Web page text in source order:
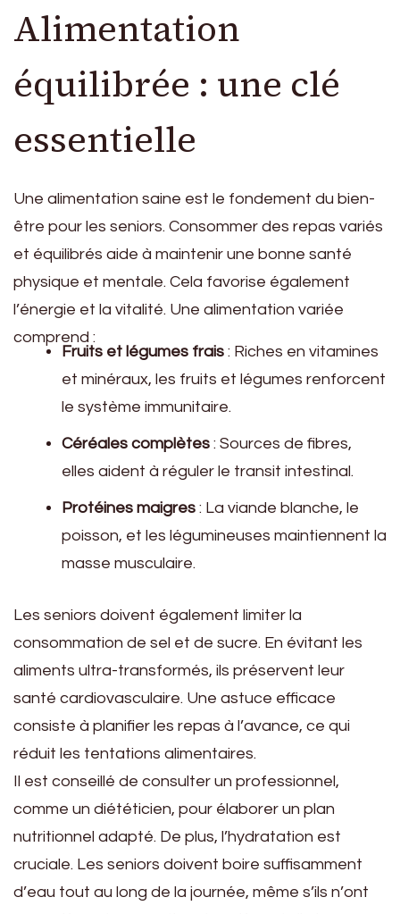
Alimentation
équilibrée : une clé
essentielle
Une alimentation saine est le fondement du bien-
être pour les seniors. Consommer des repas variés
et équilibrés aide à maintenir une bonne santé
physique et mentale. Cela favorise également
l’énergie et la vitalité. Une alimentation variée
comprend :
Fruits et légumes frais : Riches en vitamines
et minéraux, les fruits et légumes renforcent
le système immunitaire.
Céréales complètes : Sources de fibres,
elles aident à réguler le transit intestinal.
Protéines maigres : La viande blanche, le
poisson, et les légumineuses maintiennent la
masse musculaire.
Les seniors doivent également limiter la
consommation de sel et de sucre. En évitant les
aliments ultra-transformés, ils préservent leur
santé cardiovasculaire. Une astuce efficace
consiste à planifier les repas à l’avance, ce qui
réduit les tentations alimentaires.
Il est conseillé de consulter un professionnel,
comme un diététicien, pour élaborer un plan
nutritionnel adapté. De plus, l’hydratation est
cruciale. Les seniors doivent boire suffisamment
d’eau tout au long de la journée, même s’ils n’ont